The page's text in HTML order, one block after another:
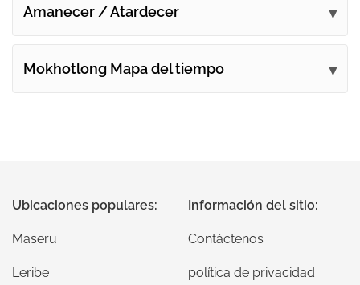
Amanecer / Atardecer
Mokhotlong Mapa del tiempo
Ubicaciones populares:
Maseru
Leribe
Información del sitio:
Contáctenos
política de privacidad